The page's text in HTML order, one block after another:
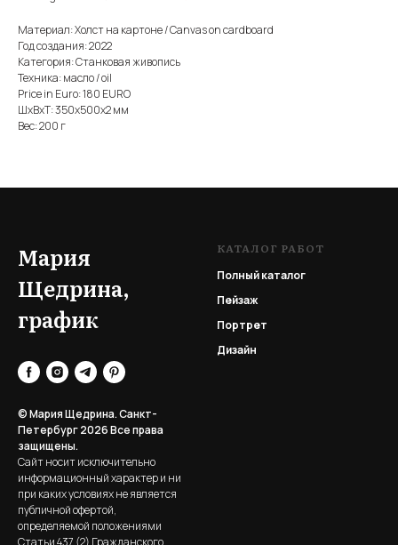
Материал: Холст на картоне / Canvas on cardboard
Год создания: 2022
Категория: Станковая живопись
Техника: масло / oil
Price in Euro: 180 EURO
ШxВxТ: 350x500x2 мм
Вес: 200 г
Мария
Щедрина,
график
© Мария Щедрина. Санкт-
Петербург 2026Все права
защищены.
Сайт носит исключительно
информационный характер и ни
при каких условиях не является
публичной офертой,
определяемой положениями
КАТАЛОГ РАБОТ
Полный каталог
Пейзаж
Портрет
Дизайн